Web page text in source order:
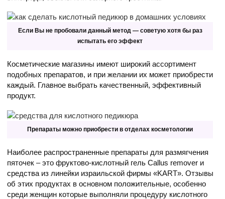
Если Вы не пробовали данный метод — советую хотя бы раз
испытать его эффект
Косметические магазины имеют широкий ассортимент
подобных препаратов, и при желании их может приобрести
каждый. Главное выбрать качественный, эффективный
продукт.
Препараты можно приобрести в отделах косметологии
Наиболее распространенные препараты для размягчения
пяточек – это фруктово-кислотный гель Callus remover и
средства из линейки израильской фирмы «KART». Отзывы
об этих продуктах в основном положительные, особенно
среди женщин которые выполняли процедуру кислотного